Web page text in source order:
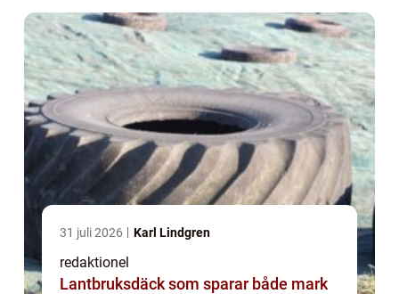
31 juli 2026 Karl Lindgren
redaktionel
Lantbruksdäck som sparar både mark